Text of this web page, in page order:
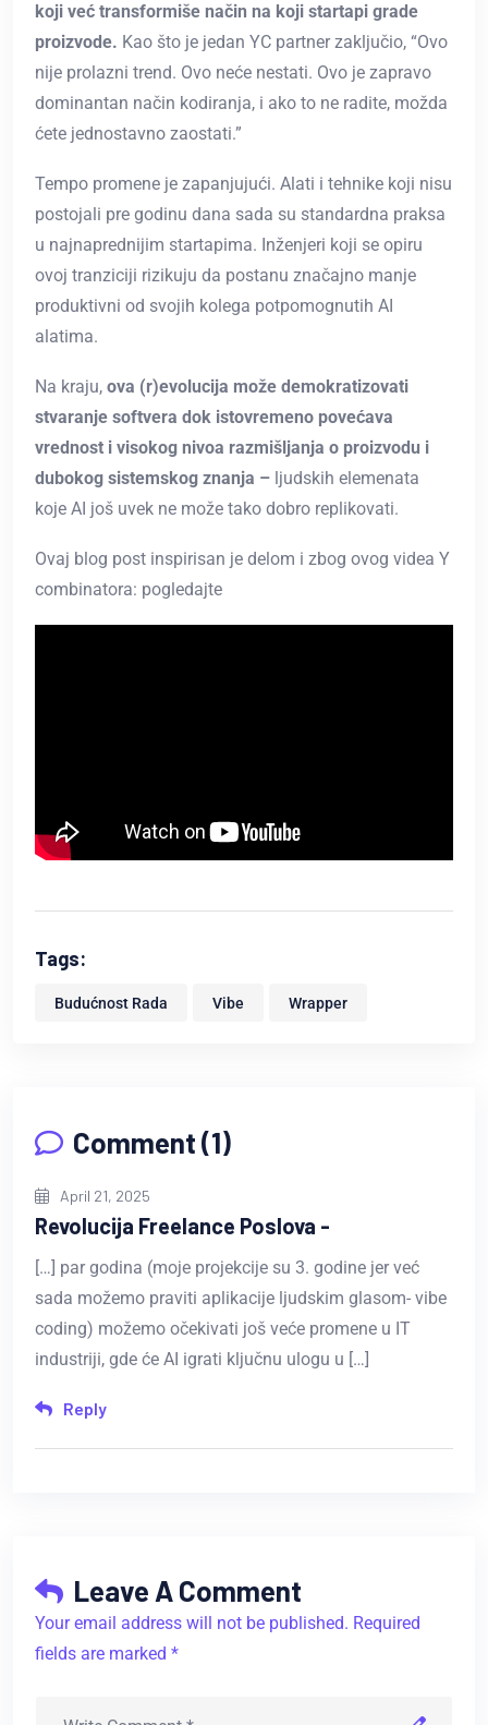
koji već transformiše način na koji startapi grade
proizvode. Kao što je jedan YC partner zaključio, “Ovo
nije prolazni trend. Ovo neće nestati. Ovo je zapravo
dominantan način kodiranja, i ako to ne radite, možda
ćete jednostavno zaostati.”
Tempo promene je zapanjujući. Alati i tehnike koji nisu
postojali pre godinu dana sada su standardna praksa
u najnaprednijim startapima. Inženjeri koji se opiru
ovoj tranziciji rizikuju da postanu značajno manje
produktivni od svojih kolega potpomognutih AI
alatima.
Na kraju, ova (r)evolucija može demokratizovati
stvaranje softvera dok istovremeno povećava
vrednost i visokog nivoa razmišljanja o proizvodu i
dubokog sistemskog znanja – ljudskih elemenata
koje AI još uvek ne može tako dobro replikovati.
Ovaj blog post inspirisan je delom i zbog ovog videa Y
combinatora: pogledajte
Tags:
Budućnost Rada Vibe Wrapper
Comment (1)
April 21, 2025
Revolucija Freelance Poslova -
[…] par godina (moje projekcije su 3. godine jer već
sada možemo praviti aplikacije ljudskim glasom- vibe
coding) možemo očekivati još veće promene u IT
industriji, gde će AI igrati ključnu ulogu u […]
Reply
Leave A Comment
Your email address will not be published. Required
fields are marked *